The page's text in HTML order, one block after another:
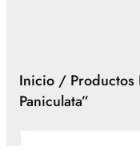
Inicio/ Productos
Paniculata”